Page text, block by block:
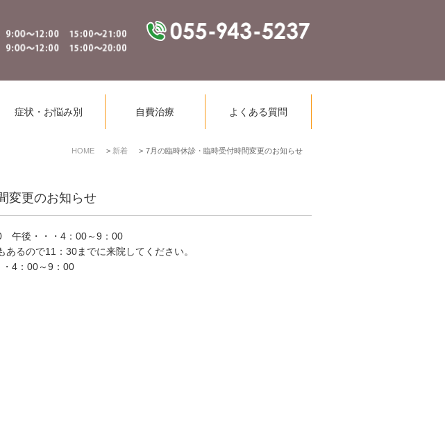
症状・お悩み別 自費治療 よくある質問
HOME 新着 7月の臨時休診・臨時受付時間変更のお知らせ
変更のお知らせ
午後・・・4：00～9：00
るので11：30までに来院してください。
4：00～9：00